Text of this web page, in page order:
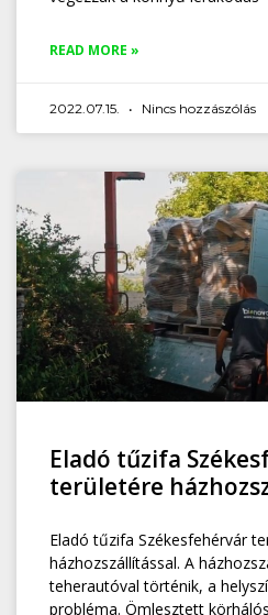
READ MORE »
2022.07.15. Nincs hozzászólás
Eladó tűzifa
területére
Eladó tűzifa Székesfehérvár
házhozszállítással. A
teherautóval történik, a
probléma. Ömlesztett